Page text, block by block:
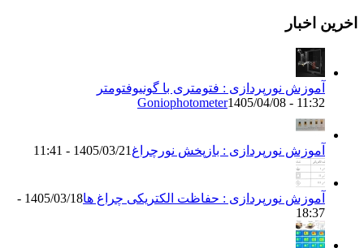
اخرین اخبار
آموزش نورپردازی : فتومتری با گونیوفتومتر
Goniophotometer1405/04/08 - 11:32
آموزش نورپردازی : بازپخش نورچراغ 1405/03/21 - 11:41
آموزش نورپردازی : حفاظت الکتریکی چراغ ها
1405/03/18 -
18:37